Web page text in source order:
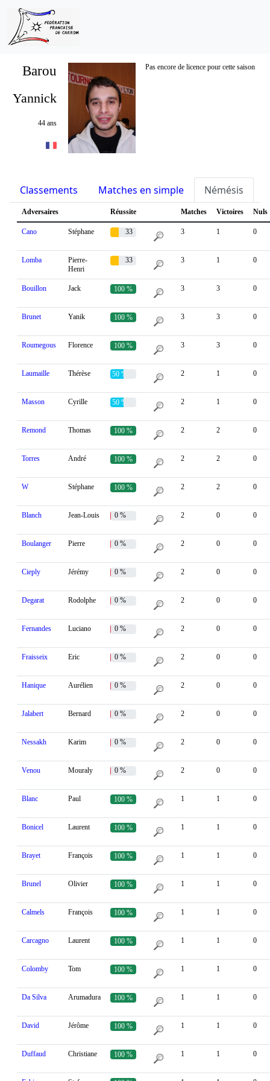
Barou Pas encore de licence pour cette saison
Yannick
44 ans
Classements Matches en simple Némésis
Adversaires Réussite Matches Victoires Nuls
Cano Stéphane
33
3 1 0
Lomba
Pierre-
Henri
33
3 1 0
Bouillon Jack 100 % 3 3 0
Brunet Yanik 100 % 3 3 0
Roumegous Florence 100 % 3 3 0
Laumaille Thérèse 50 % 2 1 0
Masson Cyrille 50 % 2 1 0
Remond Thomas 100 % 2 2 0
Torres André 100 % 2 2 0
W Stéphane 100 % 2 2 0
Blanch Jean-Louis 0 % 2 0 0
Boulanger Pierre 0 % 2 0 0
Cieply Jérémy 0 % 2 0 0
Degarat Rodolphe 0 % 2 0 0
Fernandes Luciano 0 % 2 0 0
Fraisseix Eric 0 % 2 0 0
Hanique Aurélien 0 % 2 0 0
Jalabert Bernard 0 % 2 0 0
Nessakh Karim 0 % 2 0 0
Venou Mouraly 0 % 2 0 0
Blanc Paul 100 % 1 1 0
Bonicel Laurent 100 % 1 1 0
Brayet François 100 % 1 1 0
Brunel Olivier 100 % 1 1 0
Calmels François 100 % 1 1 0
Carcagno Laurent 100 % 1 1 0
Colomby Tom 100 % 1 1 0
Da Silva Arumadura 100 % 1 1 0
David Jérôme 100 % 1 1 0
Duffaud Christiane 100 % 1 1 0